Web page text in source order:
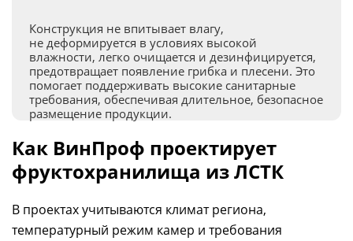
Конструкция не впитывает влагу,
не деформируется в условиях высокой
влажности, легко очищается и дезинфицируется,
предотвращает появление грибка и плесени. Это
помогает поддерживать высокие санитарные
требования, обеспечивая длительное, безопасное
размещение продукции.
Как ВинПроф проектирует
фруктохранилища из ЛСТК
В проектах учитываются климат региона,
температурный режим камер и требования